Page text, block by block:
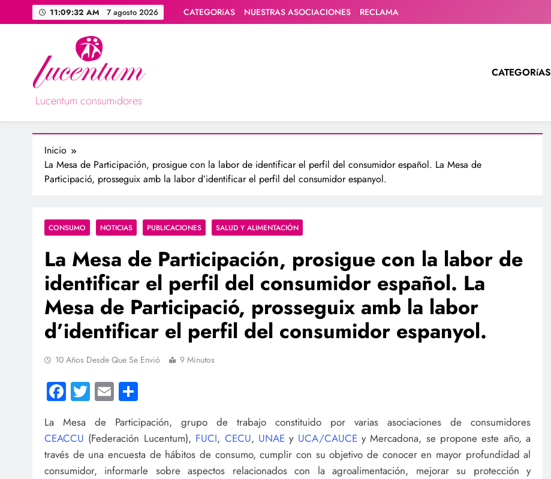
al
11:09:33 AM 7 agosto 2026 CATEGORíAS NUESTRAS ASOCIACIONES RECLAMA
Lucentum consumidores
Asociación de consumidores / consumidoras Lucentum
CATEGORíAS
Inicio
La Mesa de Participación, prosigue con la labor de identificar el perfil del consumidor español. La Mesa de
Participació, prosseguix amb la labor d’identificar el perfil del consumidor espanyol.
CONSUMO NOTICIAS PUBLICACIONES SALUD Y ALIMENTACIÓN
La Mesa de Participación, prosigue con la labor de
identificar el perfil del consumidor español. La
Mesa de Participació, prosseguix amb la labor
d’identificar el perfil del consumidor espanyol.
10 Años Desde Que Se Envió 9 Minutos
Facebook
Twitter
Email
La Mesa de Participación, grupo de trabajo constituido por varias asociaciones de consumidores
CEACCU (Federación Lucentum), FUCI, CECU, UNAEy UCA/CAUCE y Mercadona, se propone este año, a
través de una encuesta de hábitos de consumo, cumplir con su objetivo de conocer en mayor profundidad al
consumidor, informarle sobre aspectos relacionados con la agroalimentación, mejorar su protección y